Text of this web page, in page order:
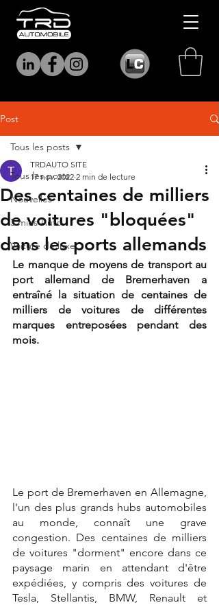
Post
Tous les posts
Nouvelles
3 mins Auto
Voiture de luxe
Tous les posts
Des centaines de milliers
de voitures "bloquées"
dans les ports allemands
TRDAUTO SITE
17 nov. 2022 2 min de lecture
Le manque de moyens de transport au
port allemand de Bremerhaven a
entraîné la situation de centaines de
milliers de voitures de différentes
marques entreposées pendant des
mois.
Le port de Bremerhaven en Allemagne,
l'un des plus grands hubs automobiles
au monde, connaît une grave
congestion. Des centaines de milliers
de voitures "dorment" encore dans ce
paysage marin en attendant d'être
expédiées, y compris des voitures de
Tesla, Stellantis, BMW, Renault et